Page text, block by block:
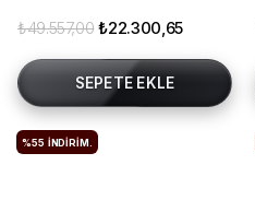
₺22.300,65
₺49.557,00
SEPETE EKLE
%55 İNDIRIM.